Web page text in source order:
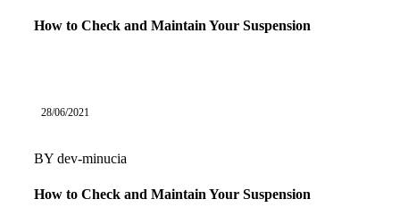
How to Check and Maintain Your Suspension
28/06/2021
BY dev-minucia
How to Check and Maintain Your Suspension